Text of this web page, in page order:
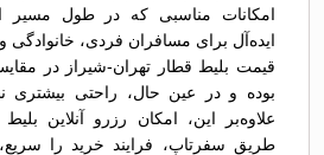
امکانات مناسبی که در طول مسیر
ایده‌آل برای مسافران فردی،
قیمت بلیط قطار تهران-شيراز در
بوده و در عین حال، راحتی بیشتری
علاوه‌بر این، امکان رزرو آنلاین
طریق سفرتاپ، فرایند خرید را